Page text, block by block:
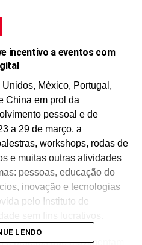
incentivo a eventos com
México, Portugal,
China em prol da
pessoal e de
a 29 de março, a
workshops, rodas de
e muitas outras atividades
pessoas, educação do
inovação e tecnologias
pelo Instituto de
e projetos que movimentam
LENDO